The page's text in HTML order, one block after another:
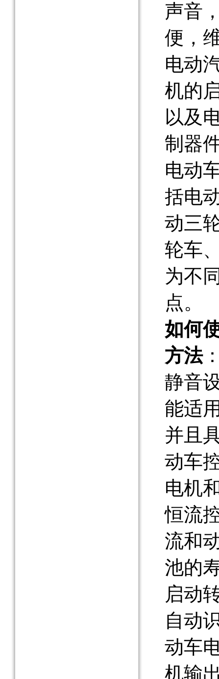
声音
便，
电动
机的
以及
制器
电动
括电
动三
轮车
为不
点。
如何
方法
静音
能适
并且
动车
电机
恒流
流和
池的
启动
自动
动车
机输